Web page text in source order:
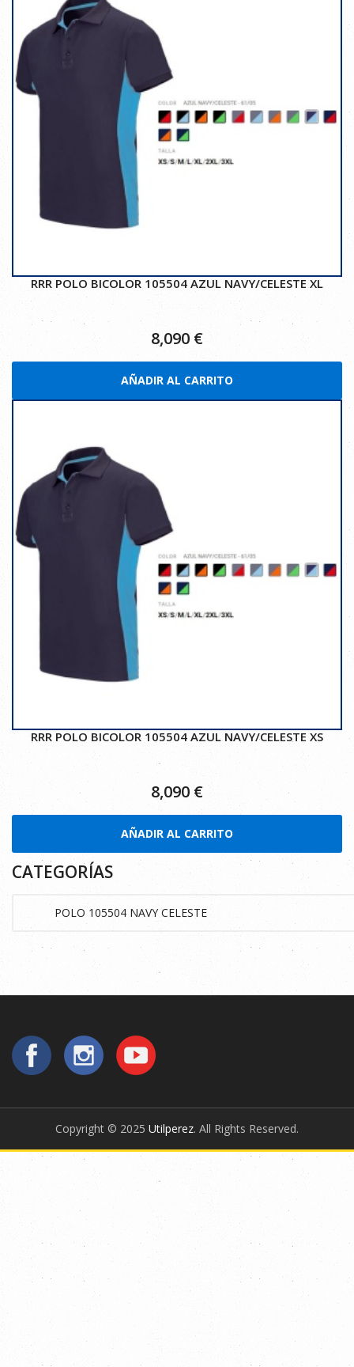
RRR POLO BICOLOR 105504 AZUL NAVY/CELESTE XL
8,090 €
AÑADIR AL CARRITO
RRR POLO BICOLOR 105504 AZUL NAVY/CELESTE XS
8,090 €
AÑADIR AL CARRITO
CATEGORÍAS
Copyright © 2025 Utilperez. All Rights Reserved.